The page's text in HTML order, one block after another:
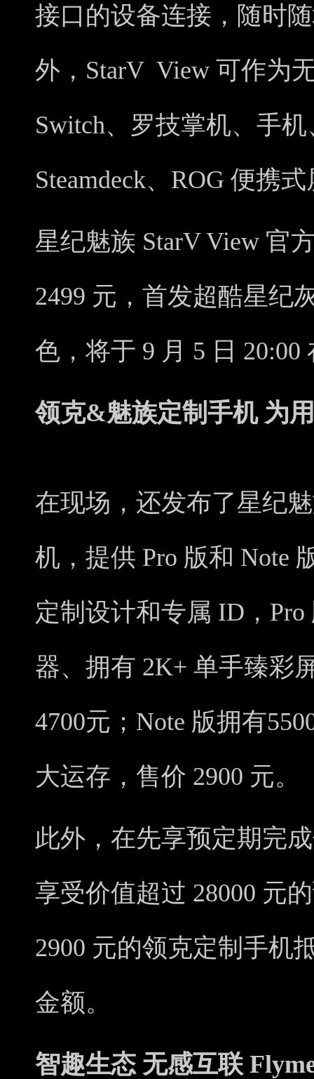
接口的设备连接，随时
外，StarV View 可作为
Switch、罗技掌机、手
Steamdeck、ROG 便携
星纪魅族 StarV View 官
2499 元，首发超酷星纪
色，将于 9 月 5 日
领克&魅族定制手机 为
在现场，还发布了星纪
机，提供 Pro 版和 Note
定制设计和专属 ID，
器、拥有 2K+ 单手臻彩
4700元；Note 版拥有
大运存，售价 2900 元。
此外，在先享预定期完
享受价值超过 28000 元
2900 元的领克定制手机
金额。
智趣生态 无感互联